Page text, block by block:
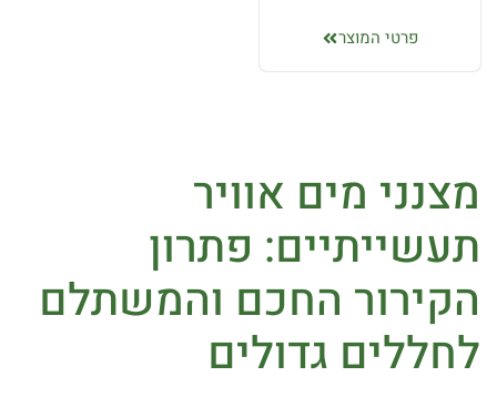
פרטי המוצר
מצנני מים אוויר
תעשייתיים: פתרון
הקירור החכם והמשתלם
לחללים גדולים